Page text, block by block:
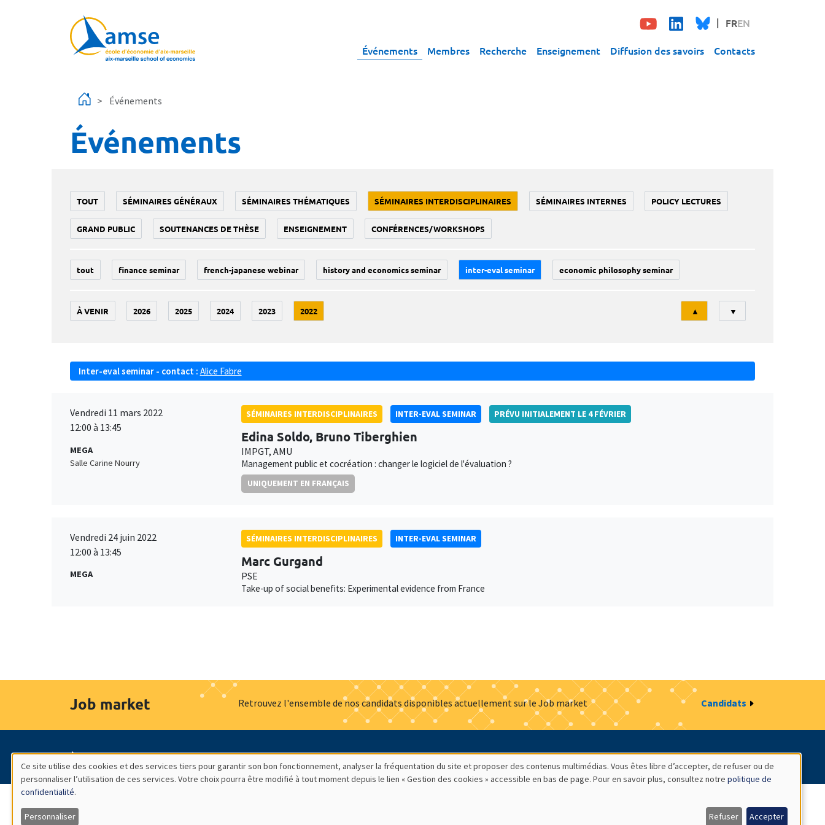
FREN
Événements Membres Recherche Enseignement Diffusion des savoirs Contacts
Événements
Événements
TOUT SÉMINAIRES GÉNÉRAUX SÉMINAIRES THÉMATIQUES SÉMINAIRES INTERDISCIPLINAIRES SÉMINAIRES INTERNES POLICY LECTURES
GRAND PUBLIC SOUTENANCES DE THÈSE ENSEIGNEMENT CONFÉRENCES/WORKSHOPS
tout finance seminar french-japanese webinar history and economics seminar inter-eval seminar economic philosophy seminar
À VENIR 2026 2025 2024 2023 2022
Tri
▲ ▼
Inter-eval seminar - contact : Alice Fabre
Vendredi 11 mars 2022
12:00 à 13:45
MEGA
Salle Carine Nourry
SÉMINAIRES INTERDISCIPLINAIRES INTER-EVAL SEMINAR PRÉVU INITIALEMENT LE 4 FÉVRIER
Edina Soldo, Bruno Tiberghien
IMPGT, AMU
Management public et cocréation : changer le logiciel de l'évaluation ?
UNIQUEMENT EN FRANÇAIS
Vendredi 24 juin 2022
12:00 à 13:45
MEGA
SÉMINAIRES INTERDISCIPLINAIRES INTER-EVAL SEMINAR
Marc Gurgand
PSE
Take-up of social benefits: Experimental evidence from France
Job market Retrouvez l'ensemble de nos candidats disponibles actuellement sur le Job market Candidats
À propos Nos engagements Hommage à Actualités Offres d'emploi Presse Mentions légales Gestion des cookies Intranet
Utilisation
Ce site utilise des cookies et des services tiers pour garantir son bon fonctionnement, analyser la fréquentation du site et proposer des contenus multimédias. Vous êtes libre d’accepter, de refuser ou de
personnaliser l’utilisation de ces services. Votre choix pourra être modifié à tout moment depuis le lien « Gestion des cookies » accessible en bas de page. Pour en savoir plus, consultez notre politique de
confidentialité.
Personnaliser Refuser Accepter